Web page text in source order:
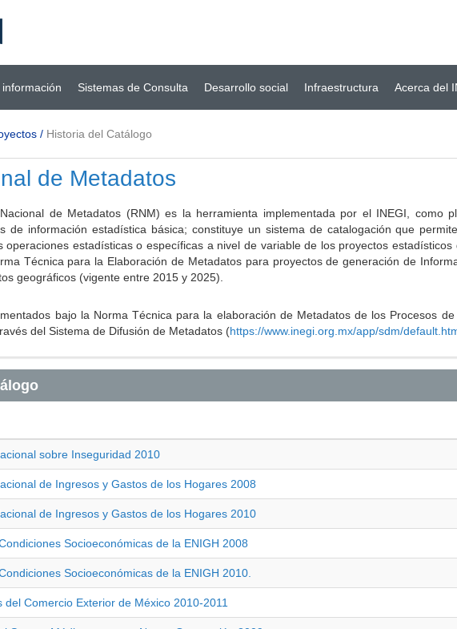
Sistemas de Consulta Desarrollo social Infraestructura Acerca del
/ Historia del Catálogo
de Metadatos
de Metadatos (RNM) es la herramienta implementada por el INEGI, como
de información estadística básica; constituye un sistema de catalogación que
operaciones estadísticas o específicas a nivel de variable de los proyectos
Técnica para la Elaboración de Metadatos para proyectos de generación de
geográficos (vigente entre 2015 y 2025).
bajo la Norma Técnica para la elaboración de Metadatos de los Procesos
del Sistema de Difusión de Metadatos (https://www.inegi.org.mx/app/sdm/
sobre Inseguridad 2010
de Ingresos y Gastos de los Hogares 2008
de Ingresos y Gastos de los Hogares 2010
Socioeconómicas de la ENIGH 2008
Socioeconómicas de la ENIGH 2010.
del Comercio Exterior de México 2010-2011